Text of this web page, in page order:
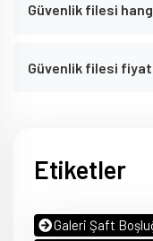
Güvenlik filesi
Güvenlik filesi
Etiketler
Galeri Şaft